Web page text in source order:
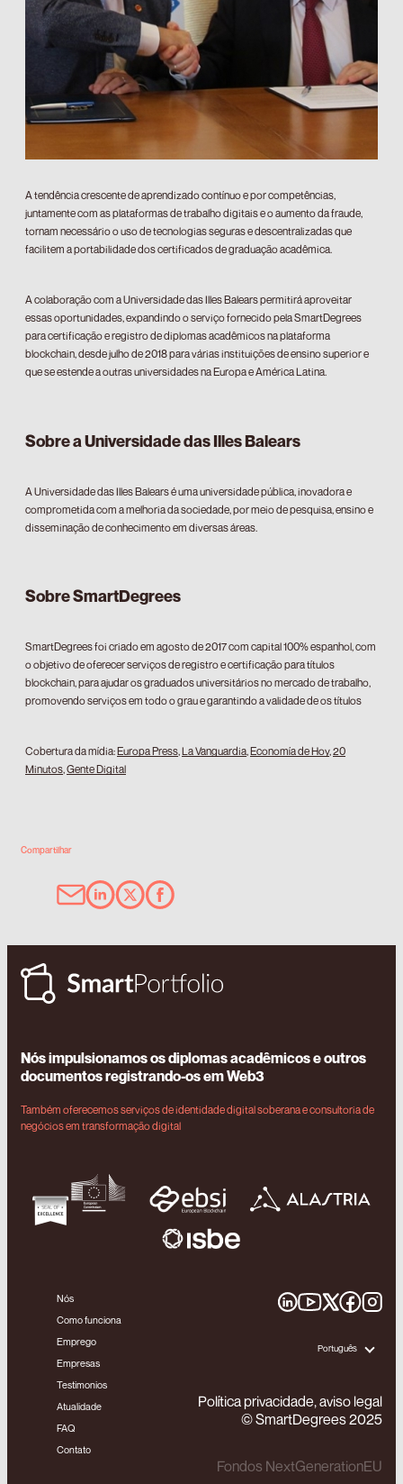
A tendência crescente de aprendizado contínuo e por competências,
juntamente com as plataformas de trabalho digitais e o aumento da fraude,
tornam necessário o uso de tecnologias seguras e descentralizadas que
facilitem a portabilidade dos certificados de graduação acadêmica.
A colaboração com a Universidade das Illes Balears permitirá aproveitar
essas oportunidades, expandindo o serviço fornecido pela SmartDegrees
para certificação e registro de diplomas acadêmicos na plataforma
blockchain, desde julho de 2018 para várias instituições de ensino superior e
que se estende a outras universidades na Europa e América Latina.
Sobre a Universidade das Illes Balears
A Universidade das Illes Balears é uma universidade pública, inovadora e
comprometida com a melhoria da sociedade, por meio de pesquisa, ensino e
disseminação de conhecimento em diversas áreas.
Sobre SmartDegrees
SmartDegrees foi criado em agosto de 2017 com capital 100% espanhol, com
o objetivo de oferecer serviços de registro e certificação para títulos
blockchain, para ajudar os graduados universitários no mercado de trabalho,
promovendo serviços em todo o grau e garantindo a validade de os títulos
Cobertura da mídia:Europa Press,La Vanguardia,Economía de Hoy,20
Minutos,Gente Digital
Compartilhar
Nós impulsionamos os diplomas acadêmicos e outros
documentos registrando-os em Web3
Também oferecemos serviços de identidade digital soberana e consultoria de
negócios em transformação digital
Nós
Como funciona
Emprego
Empresas
Testimonios
Atualidade
FAQ
Contato
Português
Política privacidade, aviso legal
© SmartDegrees 2025
Fondos NextGenerationEU